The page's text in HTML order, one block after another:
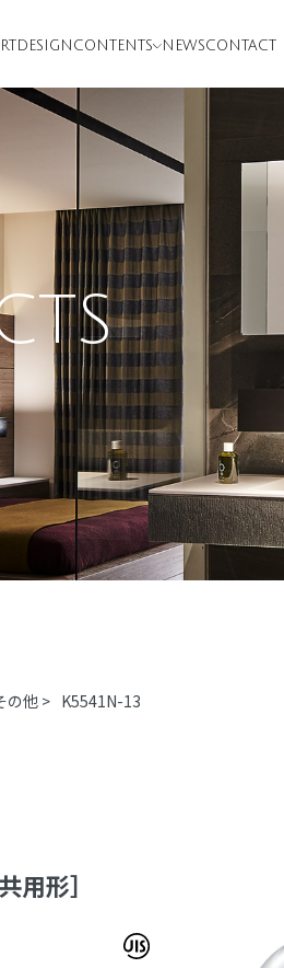
DESIGN CONTENTS NEWSCONTACT
の他> K5541N-13
用形］